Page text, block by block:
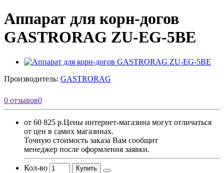
Аппарат для корн-догов
GASTRORAG ZU-EG-5BE
Производитель: GASTRORAG
0 отзывов0
от 60 825 р.Цены интернет-магазина могут отличаться
от цен в самих магазинах.
Точную стоимость заказа Вам сообщит
менеджер после оформления заявки.
Кол-во Купить